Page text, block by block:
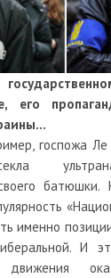
его
госпожа
именно
И
движения